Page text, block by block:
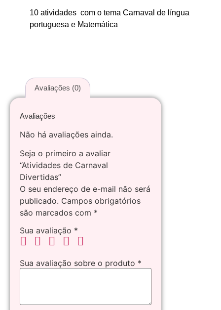
10 atividades com o tema Carnaval de língua
portuguesa e Matemática
Avaliações (0)
Avaliações
Não há avaliações ainda.
Seja o primeiro a avaliar
“Atividades de Carnaval
Divertidas”
O seu endereço de e-mail não será
publicado. Campos obrigatórios
são marcados com *
Sua avaliação *
Sua avaliação sobre o produto *